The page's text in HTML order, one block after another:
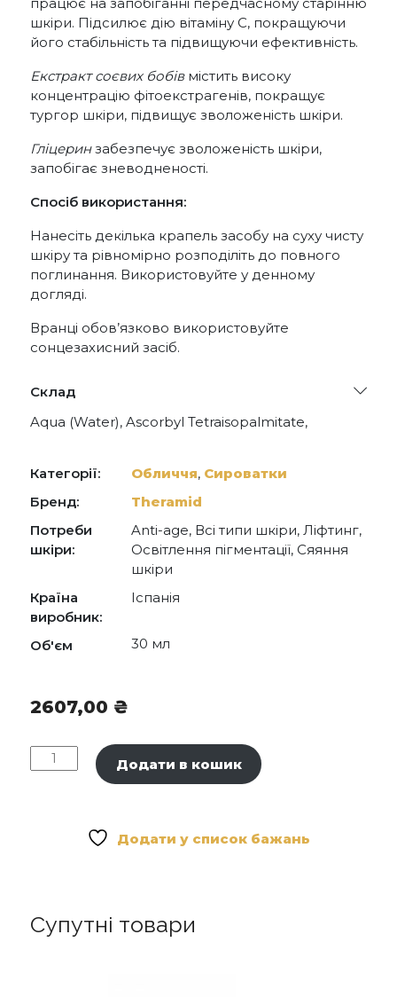
шкіри. Підсилює дію вітаміну С, покращуючи
його стабільність та підвищуючи ефективність.
Екстракт соєвих бобівмістить високу
концентрацію фітоекстрагенів, покращує
тургор шкіри, підвищує зволоженість шкіри.
Гліцеринзабезпечує зволоженість шкіри,
запобігає зневодненості.
Спосіб використання:
Нанесіть декілька крапель засобу на суху чисту
шкіру та рівномірно розподіліть до повного
поглинання. Використовуйте у денному
догляді.
Вранці обов’язково використовуйте
сонцезахисний засіб.
Склад
Aqua (Water), Ascorbyl Tetraisopalmitate,
(Soybean) Seed Extract, Tocopheryl Acetate,
Ascorbyl Methylsilanol Pectinate, Ferulic Acid,
Lecithin, Sclerotium Gum, Pullulan, Xanthan Gum,
Acid, Sodium Benzoate, Potassium Sorbate.
Категорії: Обличчя, Сироватки
Бренд:
Theramid
Потреби
шкіри:
Anti-age, Всі типи шкіри, Ліфтинг,
Освітлення пігментації, Сяяння
шкіри
Країна
виробник:
Іспанія
Об'єм 30 мл
2607,00 ₴
Theramid
Tetramide
Антиоксидантна
сироватка
кількість
Додати в кошик
Додати у список бажань
Супутні товари